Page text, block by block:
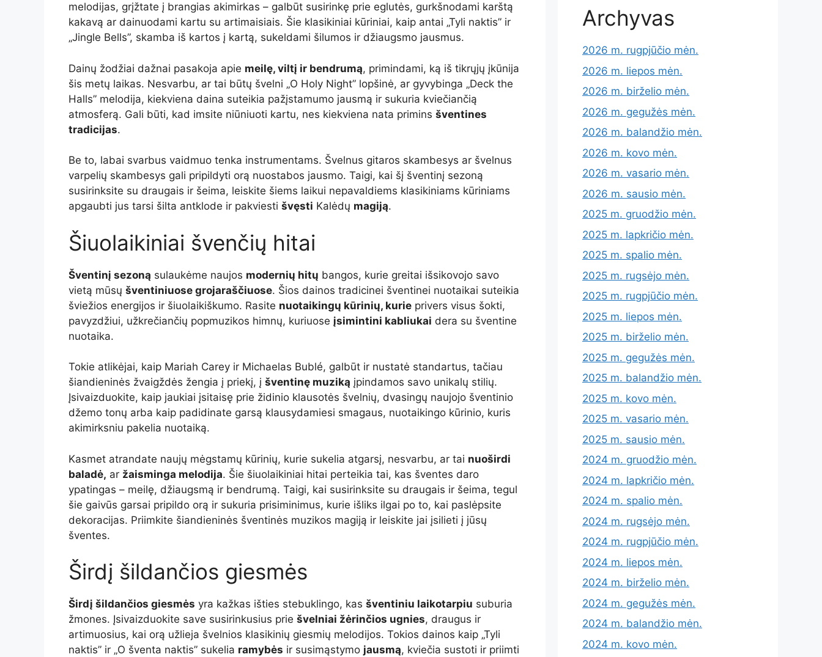
melodijas, grįžtate į brangias akimirkas – galbūt susirinkę prie eglutės, gurkšnodami karštą
kakavą ar dainuodami kartu su artimaisiais. Šie klasikiniai kūriniai, kaip antai „Tyli naktis” ir
„Jingle Bells”, skamba iš kartos į kartą, sukeldami šilumos ir džiaugsmo jausmus.
Dainų žodžiai dažnai pasakoja apie meilę, viltį ir bendrumą, primindami, ką iš tikrųjų įkūnija
šis metų laikas. Nesvarbu, ar tai būtų švelni „O Holy Night” lopšinė, ar gyvybinga „Deck the
Halls” melodija, kiekviena daina suteikia pažįstamumo jausmą ir sukuria kviečiančią
atmosferą. Gali būti, kad imsite niūniuoti kartu, nes kiekviena nata primins šventines
tradicijas.
Be to, labai svarbus vaidmuo tenka instrumentams. Švelnus gitaros skambesys ar švelnus
varpelių skambesys gali pripildyti orą nuostabos jausmo. Taigi, kai šį šventinį sezoną
susirinksite su draugais ir šeima, leiskite šiems laikui nepavaldiems klasikiniams kūriniams
apgaubti jus tarsi šilta antklode ir pakviesti švęsti Kalėdų magiją.
Šiuolaikiniai švenčių hitai
Šventinį sezoną sulaukėme naujos modernių hitų bangos, kurie greitai išsikovojo savo
vietą mūsų šventiniuose grojaraščiuose. Šios dainos tradicinei šventinei nuotaikai suteikia
šviežios energijos ir šiuolaikiškumo. Rasite nuotaikingų kūrinių, kurie privers visus šokti,
pavyzdžiui, užkrečiančių popmuzikos himnų, kuriuose įsimintini kabliukai dera su šventine
nuotaika.
Tokie atlikėjai, kaip Mariah Carey ir Michaelas Bublé, galbūt ir nustatė standartus, tačiau
šiandieninės žvaigždės žengia į priekį, į šventinę muziką įpindamos savo unikalų stilių.
Įsivaizduokite, kaip jaukiai įsitaisę prie židinio klausotės švelnių, dvasingų naujojo šventinio
džemo tonų arba kaip padidinate garsą klausydamiesi smagaus, nuotaikingo kūrinio, kuris
akimirksniu pakelia nuotaiką.
Kasmet atrandate naujų mėgstamų kūrinių, kurie sukelia atgarsį, nesvarbu, ar tai nuoširdi
baladė, ar žaisminga melodija. Šie šiuolaikiniai hitai perteikia tai, kas šventes daro
ypatingas – meilę, džiaugsmą ir bendrumą. Taigi, kai susirinksite su draugais ir šeima, tegul
šie gaivūs garsai pripildo orą ir sukuria prisiminimus, kurie išliks ilgai po to, kai paslėpsite
dekoracijas. Priimkite šiandieninės šventinės muzikos magiją ir leiskite jai įsilieti į jūsų
šventes.
Širdį šildančios giesmės
Širdį šildančios giesmės yra kažkas išties stebuklingo, kas šventiniu laikotarpiu suburia
žmones. Įsivaizduokite save susirinkusius prie švelniai žėrinčios ugnies, draugus ir
artimuosius, kai orą užlieja švelnios klasikinių giesmių melodijos. Tokios dainos kaip „Tyli
naktis” ir „O šventa naktis” sukelia ramybės ir susimąstymo jausmą, kviečia sustoti ir priimti
Archyvas
2026 m. rugpjūčio mėn.
2026 m. liepos mėn.
2026 m. birželio mėn.
2026 m. gegužės mėn.
2026 m. balandžio mėn.
2026 m. kovo mėn.
2026 m. vasario mėn.
2026 m. sausio mėn.
2025 m. gruodžio mėn.
2025 m. lapkričio mėn.
2025 m. spalio mėn.
2025 m. rugsėjo mėn.
2025 m. rugpjūčio mėn.
2025 m. liepos mėn.
2025 m. birželio mėn.
2025 m. gegužės mėn.
2025 m. balandžio mėn.
2025 m. kovo mėn.
2025 m. vasario mėn.
2025 m. sausio mėn.
2024 m. gruodžio mėn.
2024 m. lapkričio mėn.
2024 m. spalio mėn.
2024 m. rugsėjo mėn.
2024 m. rugpjūčio mėn.
2024 m. liepos mėn.
2024 m. birželio mėn.
2024 m. gegužės mėn.
2024 m. balandžio mėn.
2024 m. kovo mėn.